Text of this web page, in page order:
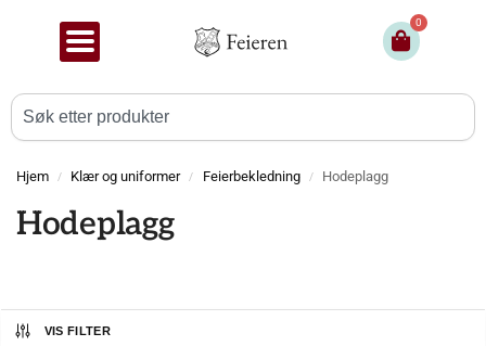
0
Hjem / Klær og uniformer / Feierbekledning / Hodeplagg
Hodeplagg
VIS FILTER